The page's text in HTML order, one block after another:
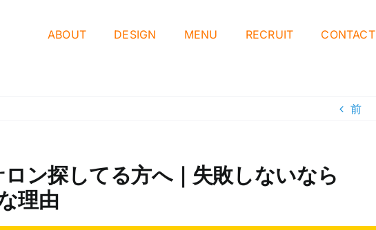
ABOUT DESIGN MENU RECRUIT CONTACT
前
ロン探してる方へ｜失敗しないなら
理由